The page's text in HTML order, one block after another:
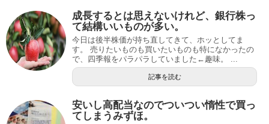
成長するとは思えないけれど、銀行株っ
て結構いいものが多い。
今日は後半株価が持ち直してきて、ホッとしてま
す。 売りたいものも買いたいものも特になかったの
で、四季報をパラパラしていました←趣味。 ...
記事を読む
安いし高配当なのでついつい惰性で買っ
てしまうみずほ。